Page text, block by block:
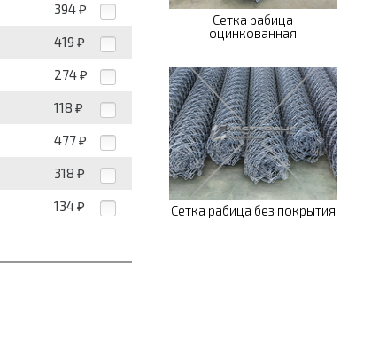
394 ₽
419 ₽
274 ₽
118 ₽
477 ₽
318 ₽
134 ₽
Сетка рабица
оцинкованная
Сетка рабица без покрытия